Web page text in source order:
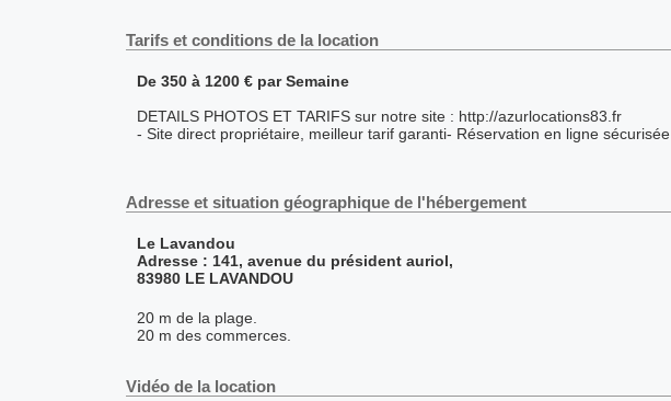
Tarifs et conditions de la location
De 350 à 1200 € par Semaine
DETAILS PHOTOS ET TARIFS sur notre site : http://azurlocations83.fr
- Site direct propriétaire, meilleur tarif garanti- Réservation en ligne sécurisée
Adresse et situation géographique de l'hébergement
Le Lavandou
Adresse : 141, avenue du président auriol,
83980 LE LAVANDOU
20 m de la plage.
20 m des commerces.
Vidéo de la location